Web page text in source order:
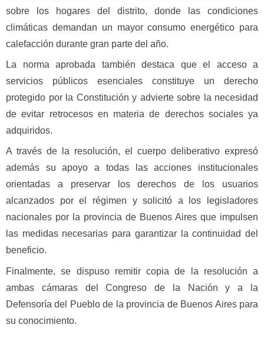
sobre los hogares del distrito, donde las condiciones
climáticas demandan un mayor consumo energético para
calefacción durante gran parte del año.
La norma aprobada también destaca que el acceso a
servicios públicos esenciales constituye un derecho
protegido por la Constitución y advierte sobre la necesidad
de evitar retrocesos en materia de derechos sociales ya
adquiridos.
A través de la resolución, el cuerpo deliberativo expresó
además su apoyo a todas las acciones institucionales
orientadas a preservar los derechos de los usuarios
alcanzados por el régimen y solicitó a los legisladores
nacionales por la provincia de Buenos Aires que impulsen
las medidas necesarias para garantizar la continuidad del
beneficio.
Finalmente, se dispuso remitir copia de la resolución a
ambas cámaras del Congreso de la Nación y a la
Defensoría del Pueblo de la provincia de Buenos Aires para
su conocimiento.